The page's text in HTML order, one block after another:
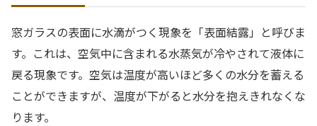
窓ガラスの表面に水滴がつく現象を「表面結露」と呼びま
す。これは、空気中に含まれる水蒸気が冷やされて液体に
戻る現象です。空気は温度が高いほど多くの水分を蓄える
ことができますが、温度が下がると水分を抱えきれなくな
ります。